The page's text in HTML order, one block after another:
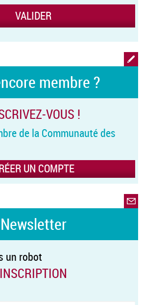
membre ?
VOUS !
de la Communauté des
UN COMPTE
Newsletter
un robot
INSCRIPTION